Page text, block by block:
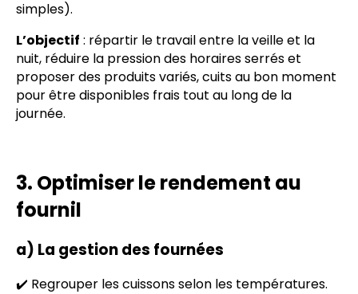
simples).
L’objectif : répartir le travail entre la veille et la
nuit, réduire la pression des horaires serrés et
proposer des produits variés, cuits au bon moment
pour être disponibles frais tout au long de la
journée.
3. Optimiser le rendement au
fournil
a) La gestion des fournées
✔️ Regrouper les cuissons selon les températures.